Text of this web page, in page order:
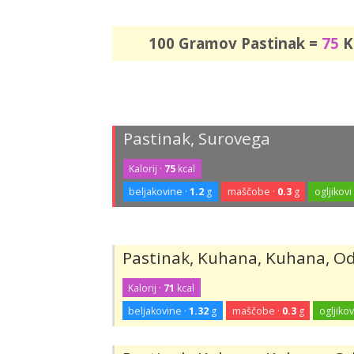
100 Gramov Pastinak = 75
Pastinak, Surovega
Kalorij · 75 kcal
beljakovine ·1.2 g maščobe · 0.3g
Pastinak, Kuhana, Kuhana,
Kalorij · 71 kcal
beljakovine ·1.32 g maščobe · 0.3g